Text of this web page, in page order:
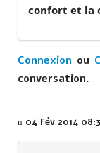
confort et la
Connexion ou
conversation.
04 Fév 2014